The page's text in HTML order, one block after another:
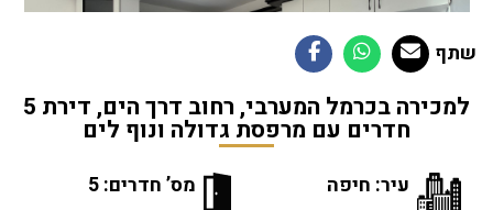
למכירה בכרמל המערבי, רחוב דרך הים, דירת 5
חדרים עם מרפסת גדולה ונוף לים
עיר: חיפה מס’ חדרים: 5
שתף